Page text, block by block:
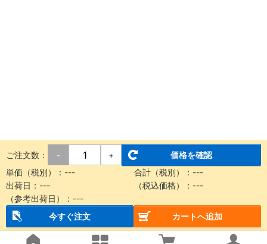
ご注文数： - +
価格を確認
単価（税別）： --- 合計（税別）： ---
出荷日： --- （税込価格）： ---
（参考出荷日）： ---
今すぐ注文
カートへ追加